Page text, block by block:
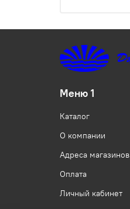
Меню 1
Каталог
О компании
Адреса магазинов
Оплата
Личный кабинет